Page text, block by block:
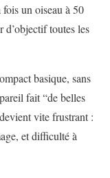
un oiseau à 50
d’objectif toutes les
basique, sans
fait “de belles
vite frustrant :
et difficulté à